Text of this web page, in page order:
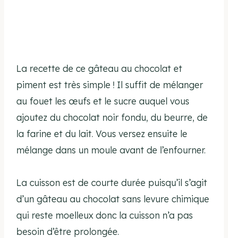
La recette de ce gâteau au chocolat et
piment est très simple ! Il suffit de mélanger
au fouet les œufs et le sucre auquel vous
ajoutez du chocolat noir fondu, du beurre, de
la farine et du lait. Vous versez ensuite le
mélange dans un moule avant de l’enfourner.
La cuisson est de courte durée puisqu’il s’agit
d’un gâteau au chocolat sans levure chimique
qui reste moelleux donc la cuisson n’a pas
besoin d’être prolongée.